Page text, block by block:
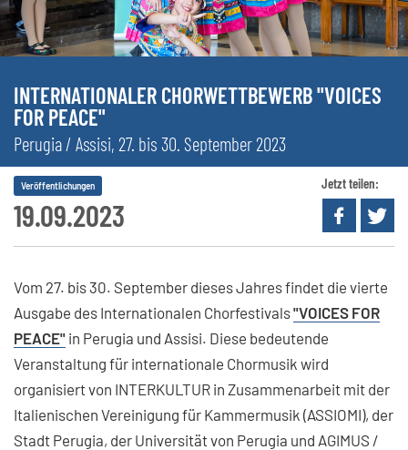
INTERNATIONALER CHORWETTBEWERB "VOICES
FOR PEACE"
Perugia / Assisi, 27. bis 30. September 2023
19.09.2023
Veröffentlichungen Jetzt teilen:
Vom 27. bis 30. September dieses Jahres findet die vierte
Ausgabe des Internationalen Chorfestivals"VOICES FOR
PEACE" in Perugia und Assisi. Diese bedeutende
Veranstaltung für internationale Chormusik wird
organisiert von INTERKULTUR in Zusammenarbeit mit der
Italienischen Vereinigung für Kammermusik (ASSIOMI), der
Stadt Perugia, der Universität von Perugia und AGIMUS /